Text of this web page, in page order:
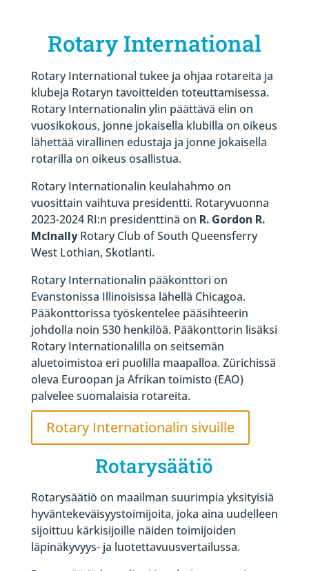
Rotary International
Rotary International tukee ja ohjaa rotareita ja
klubeja Rotaryn tavoitteiden toteuttamisessa.
Rotary Internationalin ylin päättävä elin on
vuosikokous, jonne jokaisella klubilla on oikeus
lähettää virallinen edustaja ja jonne jokaisella
rotarilla on oikeus osallistua.
Rotary Internationalin keulahahmo on
vuosittain vaihtuva presidentti. Rotaryvuonna
2023-2024 RI:n presidenttinä on R. Gordon R.
McInallyRotary Club of South Queensferry
West Lothian, Skotlanti.
Rotary Internationalin pääkonttori on
Evanstonissa Illinoisissa lähellä Chicagoa.
Pääkonttorissa työskentelee pääsihteerin
johdolla noin 530 henkilöä. Pääkonttorin lisäksi
Rotary Internationalilla on seitsemän
aluetoimistoa eri puolilla maapalloa. Zürichissä
oleva Euroopan ja Afrikan toimisto (EAO)
palvelee suomalaisia rotareita.
Rotary Internationalin sivuille
Rotarysäätiö
Rotarysäätiö on maailman suurimpia yksityisiä
hyväntekeväisyystoimijoita, joka aina uudelleen
sijoittuu kärkisijoille näiden toimijoiden
läpinäkyvyys- ja luotettavuusvertailussa.